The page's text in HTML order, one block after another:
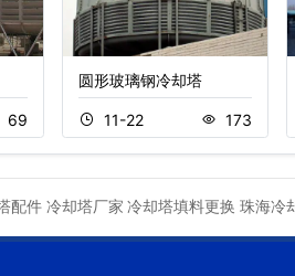
69
圆形玻璃钢冷却塔
11-22 173
配件 冷却塔厂家 冷却塔填料更换 珠海冷